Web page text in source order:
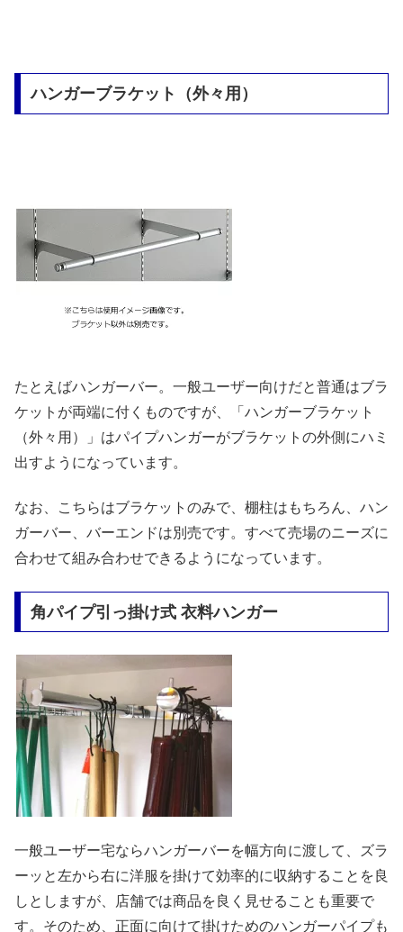
ハンガーブラケット（外々用）
たとえばハンガーバー。一般ユーザー向けだと普通はブラ
ケットが両端に付くものですが、「ハンガーブラケット
（外々用）」はパイプハンガーがブラケットの外側にハミ
出すようになっています。
なお、こちらはブラケットのみで、棚柱はもちろん、ハン
ガーバー、バーエンドは別売です。すべて売場のニーズに
合わせて組み合わせできるようになっています。
角パイプ引っ掛け式 衣料ハンガー
一般ユーザー宅ならハンガーバーを幅方向に渡して、ズラ
ーッと左から右に洋服を掛けて効率的に収納することを良
しとしますが、店舗では商品を良く見せることも重要で
す。そのため、正面に向けて掛けためのハンガーパイプも